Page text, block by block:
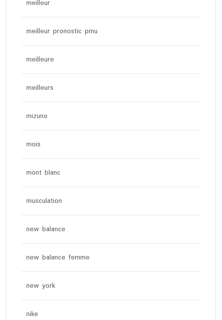
meilleur
meilleur pronostic pmu
meilleure
meilleurs
mizuno
mois
mont blanc
musculation
new balance
new balance femme
new york
nike